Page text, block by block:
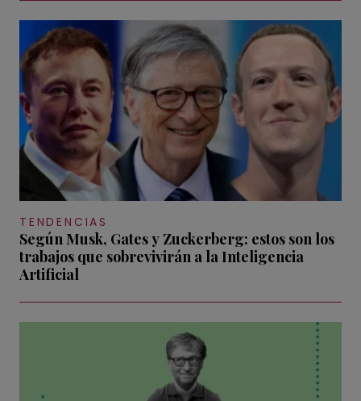
TENDENCIAS
Según Musk, Gates y Zuckerberg: estos son los
trabajos que sobrevivirán a la Inteligencia
Artificial